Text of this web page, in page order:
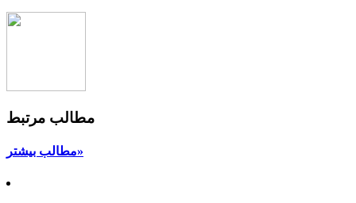
مطالب مرتبط
مطالب بیشتر»